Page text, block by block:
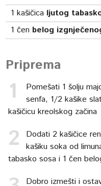
1 kašičica ljutog
1 čen belog
Priprema
Pomešati 1 šolju
senfa, 1/2 kašike
kašičicu kreolskog začina
Dodati 2 kašičice
kašiku soka od
tabasko sosa i 1 čen
Dobro izmešti i